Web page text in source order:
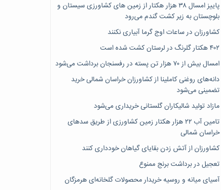
پاییز امسال ۳۸ هزار هکتار از زمین های کشاورزی سیستان و
بلوچستان به زیر کشت گندم می‌رود
کشاورزان در ساعات اوج گرما آبیاری نکنند
۴۰۲ هکتار گلرنگ در لرستان کشت شده است
امسال بیش از ۷۰ هزار تن پسته در رفسنجان برداشت می‌شود
دانه‌های روغنی کاملینا از کشاورزان خراسان شمالی خرید
تضمینی می‌شود
مازاد تولید شالیکاران گلستانی خریداری می‌شود
تامین آب ۲۲ هزار هکتار زمین کشاورزی از طریق سدهای
خراسان شمالی
کشاورزان از آتش زدن بقایای گیاهان خودداری کنند
تعجیل در برداشت برنج ممنوع
آسیای میانه و روسیه خریدار محصولات گلخانه‌ای هرمزگان